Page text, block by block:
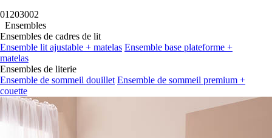
01202959
Ensembles
Ensembles de cadres de lit
Ensemble lit ajustable + matelas Ensemble base plateforme +
matelas
Ensembles de literie
Ensemble de sommeil douillet Ensemble de sommeil premium +
couette